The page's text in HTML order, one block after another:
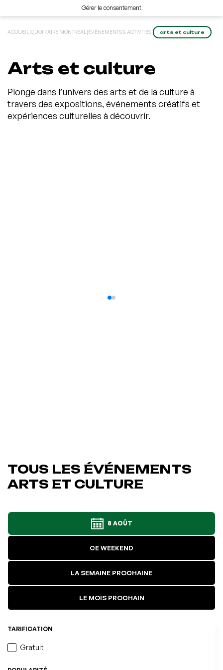
Gérer le consentement
ACCUEIL |QUOI FAIRE MONTRÉAL |ÉVÉNEMENTS & ACTIVITÉS| arts et culture
Arts et culture
Plonge dans l’univers des arts et de la culture à
travers des expositions, événements créatifs et
expériences culturelles à découvrir.
TOUS LES ÉVÉNEMENTS
ARTS ET CULTURE
8 AOÛT
CE WEEKEND
LA SEMAINE PROCHAINE
LE MOIS PROCHAIN
TARIFICATION
Gratuit